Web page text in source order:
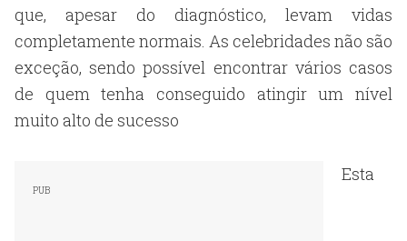
que, apesar do diagnóstico, levam vidas
completamente normais. As celebridades não são
exceção, sendo possível encontrar vários casos
de quem tenha conseguido atingir um nível
muito alto de sucesso
Esta